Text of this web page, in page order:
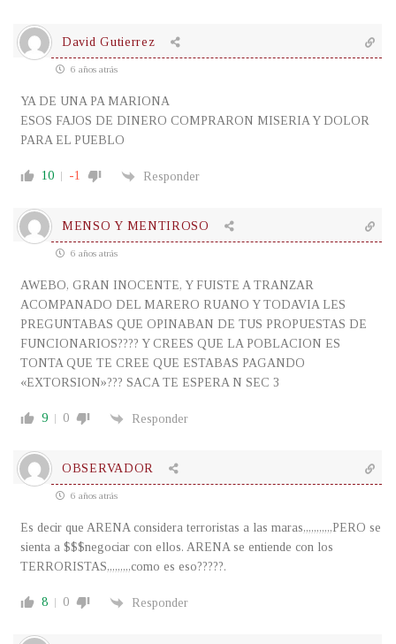
David Gutierrez
6 años atrás
YA DE UNA PA MARIONA
ESOS FAJOS DE DINERO COMPRARON MISERIA Y DOLOR
PARA EL PUEBLO
10 -1 Responder
MENSO Y MENTIROSO
6 años atrás
AWEBO, GRAN INOCENTE, Y FUISTE A TRANZAR
ACOMPANADO DEL MARERO RUANO Y TODAVIA LES
PREGUNTABAS QUE OPINABAN DE TUS PROPUESTAS DE
FUNCIONARIOS???? Y CREES QUE LA POBLACION ES
TONTA QUE TE CREE QUE ESTABAS PAGANDO
«EXTORSION»??? SACA TE ESPERA N SEC 3
9 0 Responder
OBSERVADOR
6 años atrás
Es decir que ARENA considera terroristas a las maras,,,,,,,,,,,PERO se
sienta a $$$negociar con ellos. ARENA se entiende con los
TERRORISTAS,,,,,,,,,como es eso?????.
8 0 Responder